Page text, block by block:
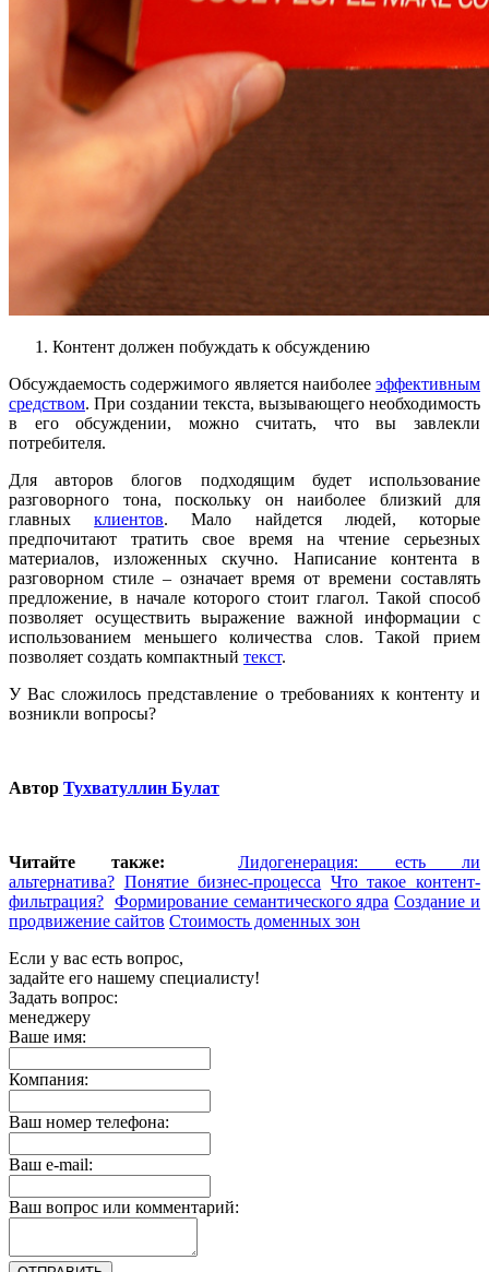
Контент должен побуждать к обсуждению
Обсуждаемость содержимого является наиболее эффективным
средством. При создании текста, вызывающего необходимость
в его обсуждении, можно считать, что вы завлекли
потребителя.
Для авторов блогов подходящим будет использование
разговорного тона, поскольку он наиболее близкий для
главныхклиентов. Мало найдется людей, которые
предпочитают тратить свое время на чтение серьезных
материалов, изложенных скучно. Написание контента в
разговорном стиле – означает время от времени составлять
предложение, в начале которого стоит глагол. Такой способ
позволяет осуществить выражение важной информации с
использованием меньшего количества слов. Такой прием
позволяет создать компактный текст.
У Вас сложилось представление о требованиях к контенту и
возникли вопросы?
Автор Тухватуллин Булат
Читайте также:
Лидогенерация: есть ли
альтернатива? Понятие бизнес-процесса Что такое контент-
фильтрация? Формирование семантического ядра Создание и
продвижение сайтов Стоимость доменных зон
Если у вас есть вопрос,
задайте его нашему специалисту!
Задать вопрос:
менеджеру
Ваше имя:
Компания:
Ваш номер телефона:
Ваш e-mail:
Ваш вопрос или комментарий: